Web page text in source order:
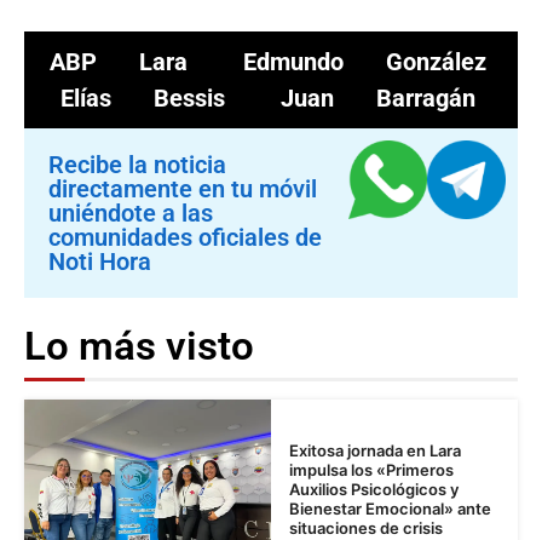
ABP Lara
Edmundo González
Elías Bessis
Juan Barragán
Recibe la noticia
directamente en tu móvil
uniéndote a las
comunidades oficiales de
Noti Hora
Lo más visto
Exitosa jornada en Lara
impulsa los «Primeros
Auxilios Psicológicos y
Bienestar Emocional» ante
situaciones de crisis